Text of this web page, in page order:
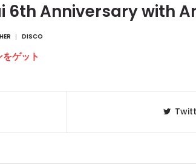
6th Anniversary with
DISCO
ゲット